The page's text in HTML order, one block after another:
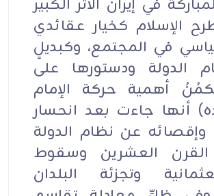
في إيران الأثر الكبير
الإسلام كخيار عقائدي
في المجتمع، وكبديلٍ
الدولة ودستورها على
أهمية حركة الإمام
أنها جاءت بعد انحسار
وإقصائه عن نظام الدولة
العشرين وسقوط
وتجزئة البلدان